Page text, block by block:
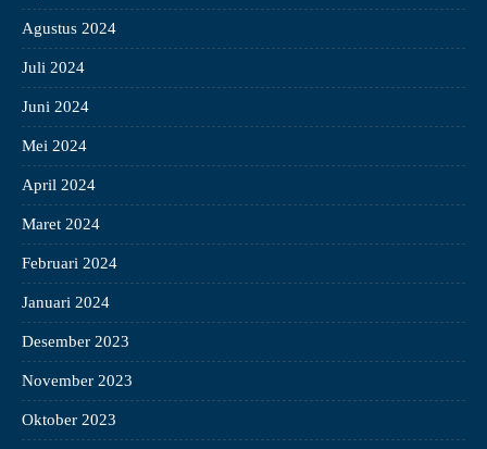
Agustus 2024
Juli 2024
Juni 2024
Mei 2024
April 2024
Maret 2024
Februari 2024
Januari 2024
Desember 2023
November 2023
Oktober 2023